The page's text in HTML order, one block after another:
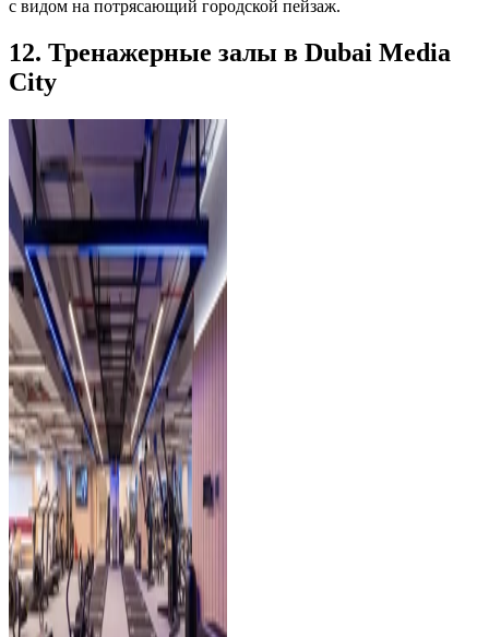
с видом на потрясающий городской пейзаж.
12. Тренажерные залы в Dubai Media
City